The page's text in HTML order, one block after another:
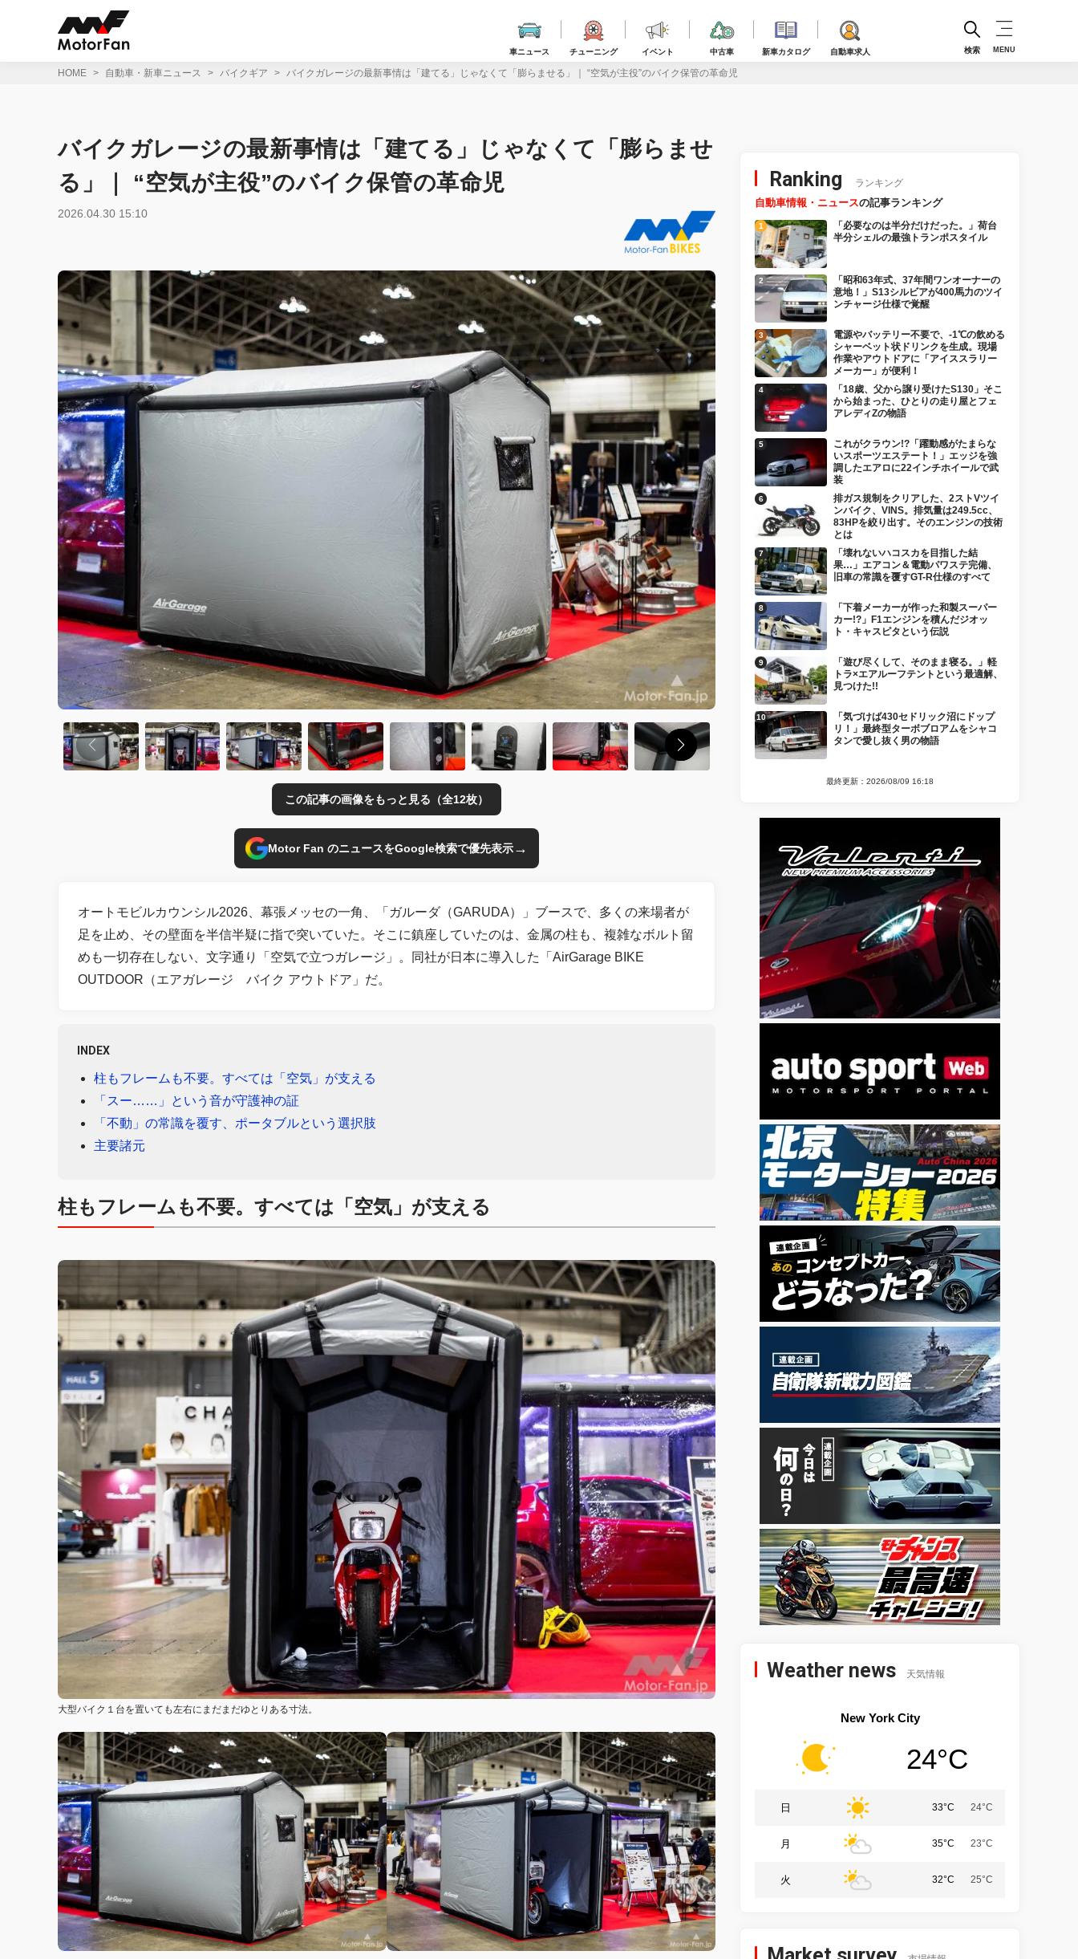
車ニュース チューニング イベント 中古車 新車カタログ 自動車求人 検索 MENU
HOME 自動車・新車ニュース バイクギア バイクガレージの最新事情は「建てる」じゃなくて「膨らませる」｜ “空気が主役”のバイク保管の革命児
バイクガレージの最新事情は「建てる」じゃなくて「膨らませ
る」｜ “空気が主役”のバイク保管の革命児
2026.04.30 15:10
この記事の画像をもっと見る（全12枚）
Motor Fan のニュースをGoogle検索で優先表示→
オートモビルカウンシル2026、幕張メッセの一角、「ガルーダ（GARUDA）」ブースで、多くの来場者が
足を止め、その壁面を半信半疑に指で突いていた。そこに鎮座していたのは、金属の柱も、複雑なボルト留
めも一切存在しない、文字通り「空気で立つガレージ」。同社が日本に導入した「AirGarage BIKE
OUTDOOR（エアガレージ バイク アウトドア」だ。
INDEX
柱もフレームも不要。すべては「空気」が支える
「スー……」という音が守護神の証
「不動」の常識を覆す、ポータブルという選択肢
主要諸元
柱もフレームも不要。すべては「空気」が支える
大型バイク１台を置いても左右にまだまだゆとりある寸法。
Ranking ランキング
自動車情報・ニュースの記事ランキング
「必要なのは半分だけだった。」荷台
半分シェルの最強トランポスタイル
「昭和63年式、37年間ワンオーナーの
意地！」S13シルビアが400馬力のツイ
ンチャージ仕様で覚醒
電源やバッテリー不要で、-1℃の飲める
シャーベット状ドリンクを生成。現場
作業やアウトドアに「アイススラリー
メーカー」が便利！
「18歳、父から譲り受けたS130」そこ
から始まった、ひとりの走り屋とフェ
アレディZの物語
これがクラウン!?「躍動感がたまらな
いスポーツエステート！」エッジを強
調したエアロに22インチホイールで武
装
排ガス規制をクリアした、2ストVツイ
ンバイク、VINS。排気量は249.5cc、
83HPを絞り出す。そのエンジンの技術
とは
「壊れないハコスカを目指した結
果…」エアコン＆電動パワステ完備、
旧車の常識を覆すGT-R仕様のすべて
「下着メーカーが作った和製スーパー
カー!?」F1エンジンを積んだジオッ
ト・キャスピタという伝説
「遊び尽くして、そのまま寝る。」軽
トラ×エアルーフテントという最適解、
見つけた!!
「気づけば430セドリック沼にドップ
リ！」最終型ターボブロアムをシャコ
タンで愛し抜く男の物語
最終更新：2026/08/09 16:18
Weather news 天気情報
New York City
24°C
日 33°C 24°C
月 35°C 23°C
火 32°C 25°C